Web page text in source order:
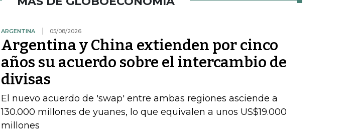
ARGENTINA 05/08/2026
Argentina y China extienden por cinco
años su acuerdo sobre el intercambio de
divisas
El nuevo acuerdo de 'swap' entre ambas regiones asciende a
130.000 millones de yuanes, lo que equivalen a unos US$19.000
millones